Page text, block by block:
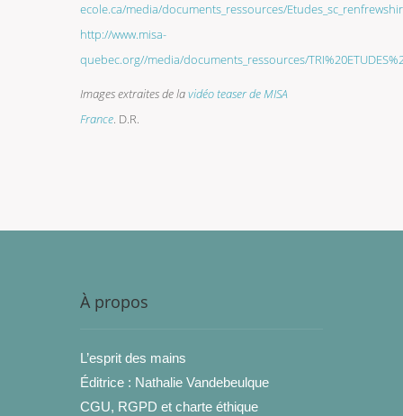
ecole.ca/media/documents_ressources/
http://www.misa-
quebec.org//media/documents_ressources/
Images extraites de lavidéo teaser de MISA
France. D.R.
À propos
L’esprit des mains
Éditrice : Nathalie Vandebeulque
CGU, RGPD et charte éthique